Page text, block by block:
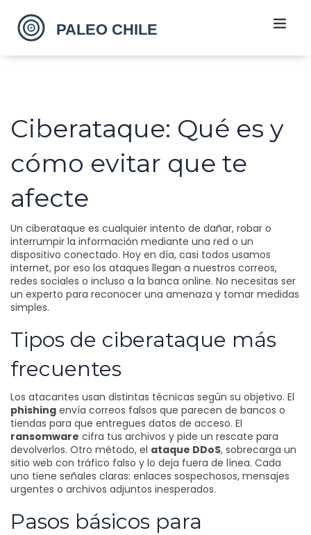
Ciberataque: Qué es y
cómo evitar que te
afecte
Un ciberataque es cualquier intento de dañar, robar o
interrumpir la información mediante una red o un
dispositivo conectado. Hoy en día, casi todos usamos
internet, por eso los ataques llegan a nuestros correos,
redes sociales o incluso a la banca online. No necesitas ser
un experto para reconocer una amenaza y tomar medidas
simples.
Tipos de ciberataque más
frecuentes
Los atacantes usan distintas técnicas según su objetivo. El
phishing envía correos falsos que parecen de bancos o
tiendas para que entregues datos de acceso. El
ransomware cifra tus archivos y pide un rescate para
devolverlos. Otro método, el ataque DDoS, sobrecarga un
sitio web con tráfico falso y lo deja fuera de línea. Cada
uno tiene señales claras: enlaces sospechosos, mensajes
urgentes o archivos adjuntos inesperados.
Pasos básicos para